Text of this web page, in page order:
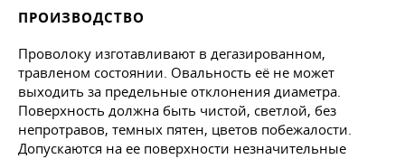
ПРОИЗВОДСТВО
Проволоку изготавливают в дегазированном,
травленом состоянии. Овальность её не может
выходить за предельные отклонения диаметра.
Поверхность должна быть чистой, светлой, без
непротравов, темных пятен, цветов побежалости.
Допускаются на ее поверх­ности незначительные